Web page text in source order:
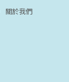
關於我們